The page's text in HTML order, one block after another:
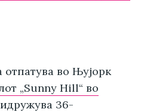
отпатува во Њујорк
„Sunny Hill“ во
36-